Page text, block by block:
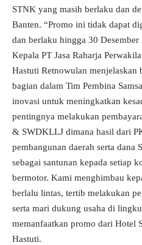
STNK yang masih berlaku dan
Banten. “Promo ini tidak dapat
dan berlaku hingga 30
Kepala PT Jasa Raharja
Hastuti Retnowulan menjelaskan
bagian dalam Tim Pembina
inovasi untuk meningkatkan
pentingnya melakukan
& SWDKLLJ dimana hasil dari
pembangunan daerah serta
sebagai santunan kepada setiap
bermotor. Kami menghimbau
berlalu lintas, tertib melakukan
serta mari dukung usaha di
memanfaatkan promo dari Hotel
Hastuti.